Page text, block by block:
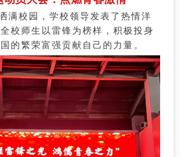
满校园，学校领导发表了热情洋
校师生以雷锋为榜样，积极投身
的繁荣富强贡献自己的力量。